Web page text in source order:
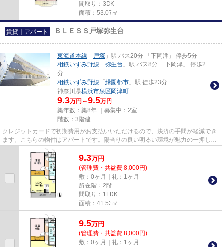
間取り：3DK
面積：53.07㎡
賃貸｜アパート ＢＬＥＳＳ戸塚弥生台
東海道本線 「 戸塚 」駅 バス20分 「下岡津」 停歩5分
相鉄いずみ野線 「 弥生台 」駅 バス8分 「下岡津」 停歩2
分
相鉄いずみ野線 「 緑園都市 」駅 徒歩23分
神奈川県横浜市泉区 岡津町
9.3万円～9.5万円
築年数：築8年 ｜募集中： 2室
階数：3階建
クレジットカードで初期費用がお支払いいただけるので、決済の手間が軽減でき
ます。こちらの物件はアパートです。陽当りの良い明るい環境が魅力の一押し物
件となっています。アパマン...
9.3万円
(管理費・共益費 8,000円)
敷：0ヶ月｜礼：1ヶ月
所在階：2階
間取り：1LDK
面積：41.53㎡
9.5万円
(管理費・共益費 8,000円)
敷：0ヶ月｜礼：1ヶ月